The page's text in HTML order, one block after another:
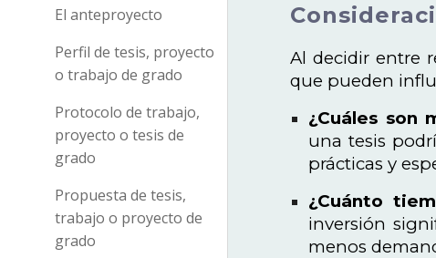
El anteproyecto
Perfil de tesis, proyecto
o trabajo de grado
Protocolo de trabajo,
proyecto o tesis de
grado
Propuesta de tesis,
trabajo o proyecto de
grado
Al decidir entre
que pueden
¿Cuáles son
una tesis
prácticas y
¿Cuánto
inversión
menos